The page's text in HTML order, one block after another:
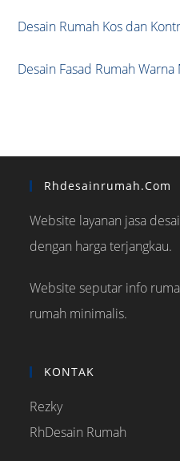
Desain Rumah Kos dan
Desain Fasad Rumah
Rhdesainrumah.com
Website layanan jasa
dengan harga terjangkau.
Website seputar info
rumah minimalis.
KONTAK
Rezky
RhDesain Rumah